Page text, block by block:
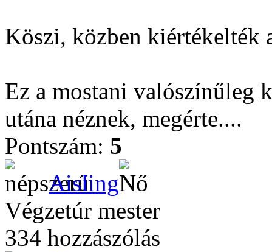
Köszi, közben kiértékelték
Ez a mostani valószínűleg
utána néznek, megérte....
Pontszám: 5
Aisling
Végzetúr mester
334 hozzászólás